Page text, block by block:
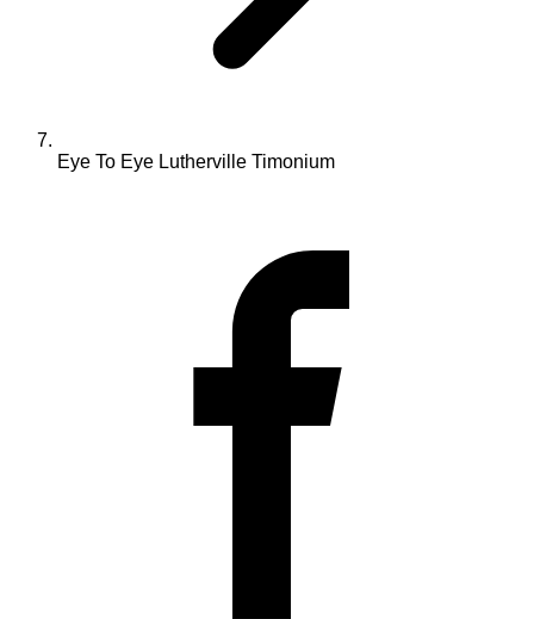
Eye To Eye Lutherville Timonium